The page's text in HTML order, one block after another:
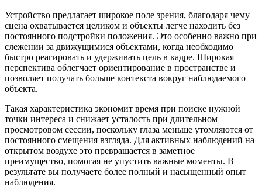
Устройство предлагает широкое поле зрения, благодаря чему
сцена охватывается целиком и объекты легче находить без
постоянного подстройки положения. Это особенно важно при
слежении за движущимися объектами, когда необходимо
быстро реагировать и удерживать цель в кадре. Широкая
перспектива облегчает ориентирование в пространстве и
позволяет получать больше контекста вокруг наблюдаемого
объекта.
Такая характеристика экономит время при поиске нужной
точки интереса и снижает усталость при длительном
просмотровом сессии, поскольку глаза меньше утомляются от
постоянного смещения взгляда. Для активных наблюдений на
открытом воздухе это превращается в заметное
преимущество, помогая не упустить важные моменты. В
результате вы получаете более полный и насыщенный опыт
наблюдения.